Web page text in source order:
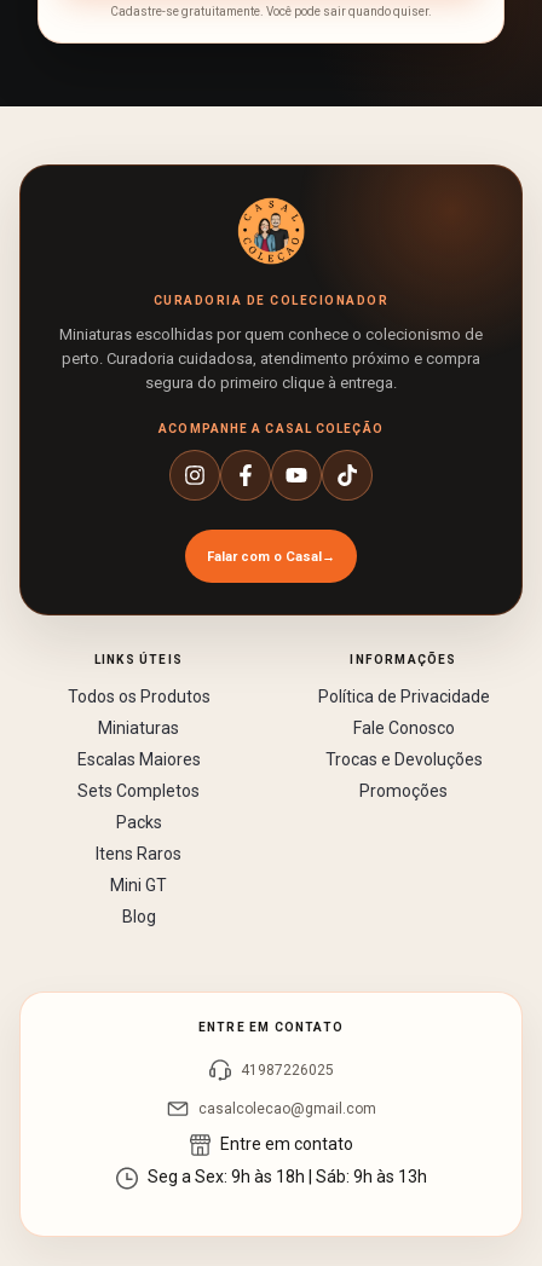
Cadastre-se gratuitamente. Você pode sair quando quiser.
CURADORIA DE COLECIONADOR
Miniaturas escolhidas por quem conhece o colecionismo de
perto. Curadoria cuidadosa, atendimento próximo e compra
segura do primeiro clique à entrega.
ACOMPANHE A CASAL COLEÇÃO
Falar com o Casal→
LINKS ÚTEIS
Todos os Produtos
Miniaturas
Escalas Maiores
Sets Completos
Packs
Itens Raros
Mini GT
Blog
INFORMAÇÕES
Política de Privacidade
Fale Conosco
Trocas e Devoluções
Promoções
ENTRE EM CONTATO
41987226025
casalcolecao@gmail.com
Entre em contato
Seg a Sex: 9h às 18h | Sáb: 9h às 13h